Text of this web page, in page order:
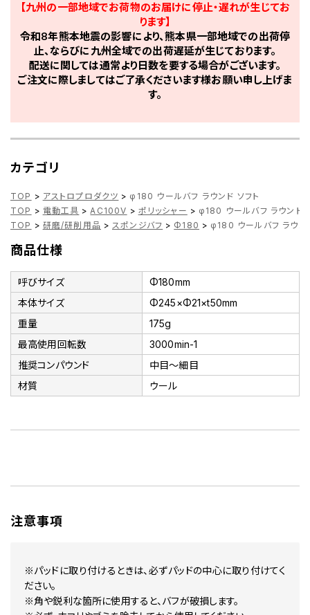
【九州の一部地域でお荷物のお届けに停止・遅れが生じてお
ります】
令和8年熊本地震の影響により、熊本県一部地域での出荷停
止、ならびに九州全域での出荷遅延が生じております。
配送に関しては通常より日数を要する場合がございます。
ご注文に際しましてはご了承くださいます様お願い申し上げま
す。
カテゴリ
TOP > アストロプロダクツ > φ180 ウールバフ ラウンド ソフト
TOP > 電動工具 > AC100V > ポリッシャー > φ180 ウールバフ ラウンド
TOP > 研磨/研削用品 > スポンジバフ > Φ180 > φ180 ウールバフ ラウン
商品仕様
呼びサイズ
Φ180mm
本体サイズ
Φ245×Φ21×t50mm
重量
175g
最高使用回転数
3000min-1
推奨コンパウンド
中目～細目
材質
ウール
注意事項
※パッドに取り付けるときは、必ずパッドの中心に取り付けてく
ださい。
※角や鋭利な箇所に使用すると、バフが破損します。